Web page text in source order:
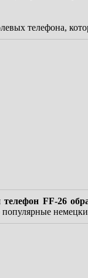
телефона,
телефон FF-26